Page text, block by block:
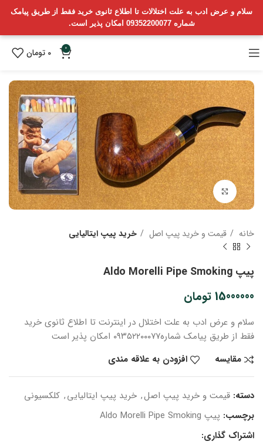
سلام و عرض ادب به علت اختلالات تا اطلاع ثانوی خرید فقط از طریق پیامک
شماره 09352200077 امکان پذیر است.
0
0 تومان
بزرگنمایی تصویر
خانه قیمت و خرید پیپ اصل خرید پیپ ایتالیایی
پیپ Aldo Morelli Pipe Smoking
15000000 تومان
سلام و عرض ادب به علت اختلال در اینترنت تا اطلاع ثانوی خرید
فقط از طریق پیامک شماره۰۹۳۵۲۲۰۰۰۷۷ امکان پذیر است
مقایسه
افزودن به علاقه مندی
دسته: قیمت و خرید پیپ اصل, خرید پیپ ایتالیایی, کلکسیونی
برچسب: پیپ Aldo Morelli Pipe Smoking
اشتراک گذاری: